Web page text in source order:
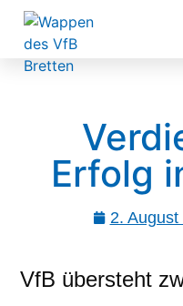
Erfolg
2. August
VfB übersteht